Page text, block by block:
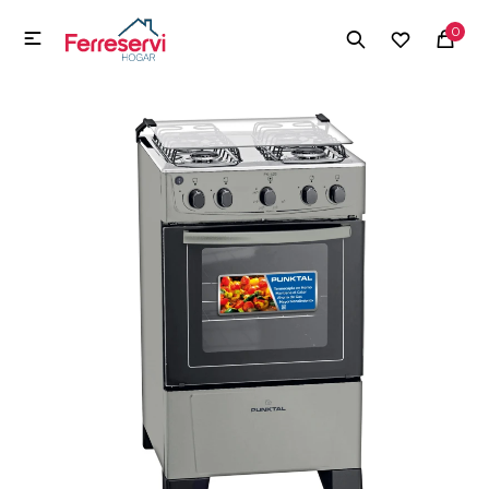
0

MI CUENTA
Herramientas y Construcción
Electrodomésticos